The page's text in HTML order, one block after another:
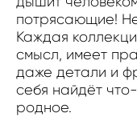
потрясающие!
Каждая
смысл, имеет
даже детали и
себя найдёт
родное.